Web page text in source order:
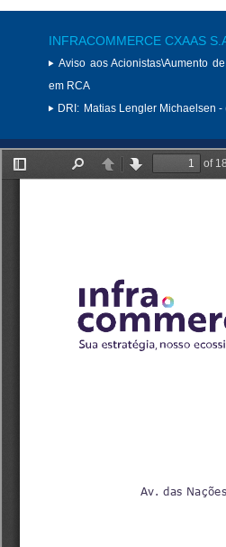
INFRACOMMERCE CXAAS
Aviso aos Acionistas\Aumento
em RCA
DRI: Matias Lengler Michaelsen -